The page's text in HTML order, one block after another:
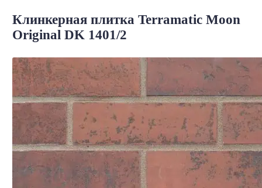
Клинкерная плитка Terramatic Moon
Original DK 1401/2